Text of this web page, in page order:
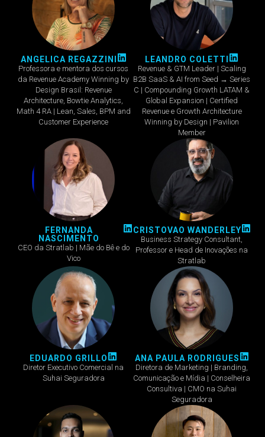
ANGELICA REGAZZINI
Professora e mentora dos cursos
da Revenue Academy Winning by
Design Brasil: Revenue
Architecture, Bowtie Analytics,
Math 4 RA | Lean, Sales, BPM and
Customer Experience
LEANDRO COLETTI
Revenue & GTM Leader | Scaling
B2B SaaS & AI from Seed → Series
C | Compounding Growth LATAM &
Global Expansion | Certified
Revenue e Growth Architecture
Winning by Design | Pavilion
Member
FERNANDA
NASCIMENTO
CEO da Stratlab | Mãe do Bê e do
Vico
CRISTOVAO WANDERLEY
Business Strategy Consultant,
Professor e Head de Inovações na
Stratlab
EDUARDO GRILLO
Diretor Executivo Comercial na
Suhai Seguradora
ANA PAULA RODRIGUES
Diretora de Marketing | Branding,
Comunicação e Mídia | Conselheira
Consultiva | CMO na Suhai
Seguradora